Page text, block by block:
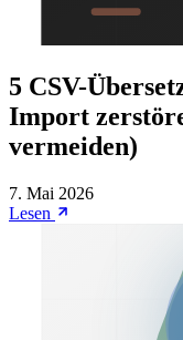
5 CSV-
Import
vermeiden)
7. Mai 2026
Lesen